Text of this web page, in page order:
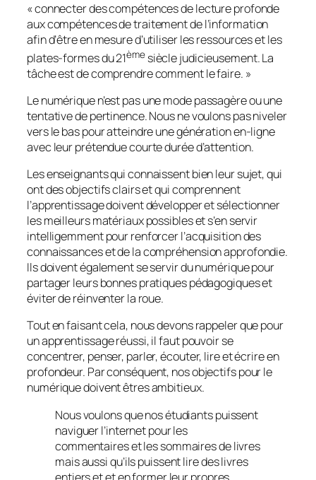
« connecter des compétences de lecture profonde
aux compétences de traitement de l’information
afin d’être en mesure d’utiliser les ressources et les
plates-formes du 21èmesiècle judicieusement. La
tâche est de comprendre comment le faire. »
Le numérique n’est pas une mode passagère ou une
tentative de pertinence. Nous ne voulons pas niveler
vers le bas pour atteindre une génération en-ligne
avec leur prétendue courte durée d’attention.
Les enseignants qui connaissent bien leur sujet, qui
ont des objectifs clairs et qui comprennent
l’apprentissage doivent développer et sélectionner
les meilleurs matériaux possibles et s’en servir
intelligemment pour renforcer l’acquisition des
connaissances et de la compréhension approfondie.
Ils doivent également se servir du numérique pour
partager leurs bonnes pratiques pédagogiques et
éviter de réinventer la roue.
Tout en faisant cela, nous devons rappeler que pour
un apprentissage réussi, il faut pouvoir se
concentrer, penser, parler, écouter, lire et écrire en
profondeur. Par conséquent, nos objectifs pour le
numérique doivent êtres ambitieux.
Nous voulons que nos étudiants puissent
naviguer l’internet pour les
commentaires et les sommaires de livres
mais aussi qu’ils puissent lire des livres
entiers et et en former leur propres